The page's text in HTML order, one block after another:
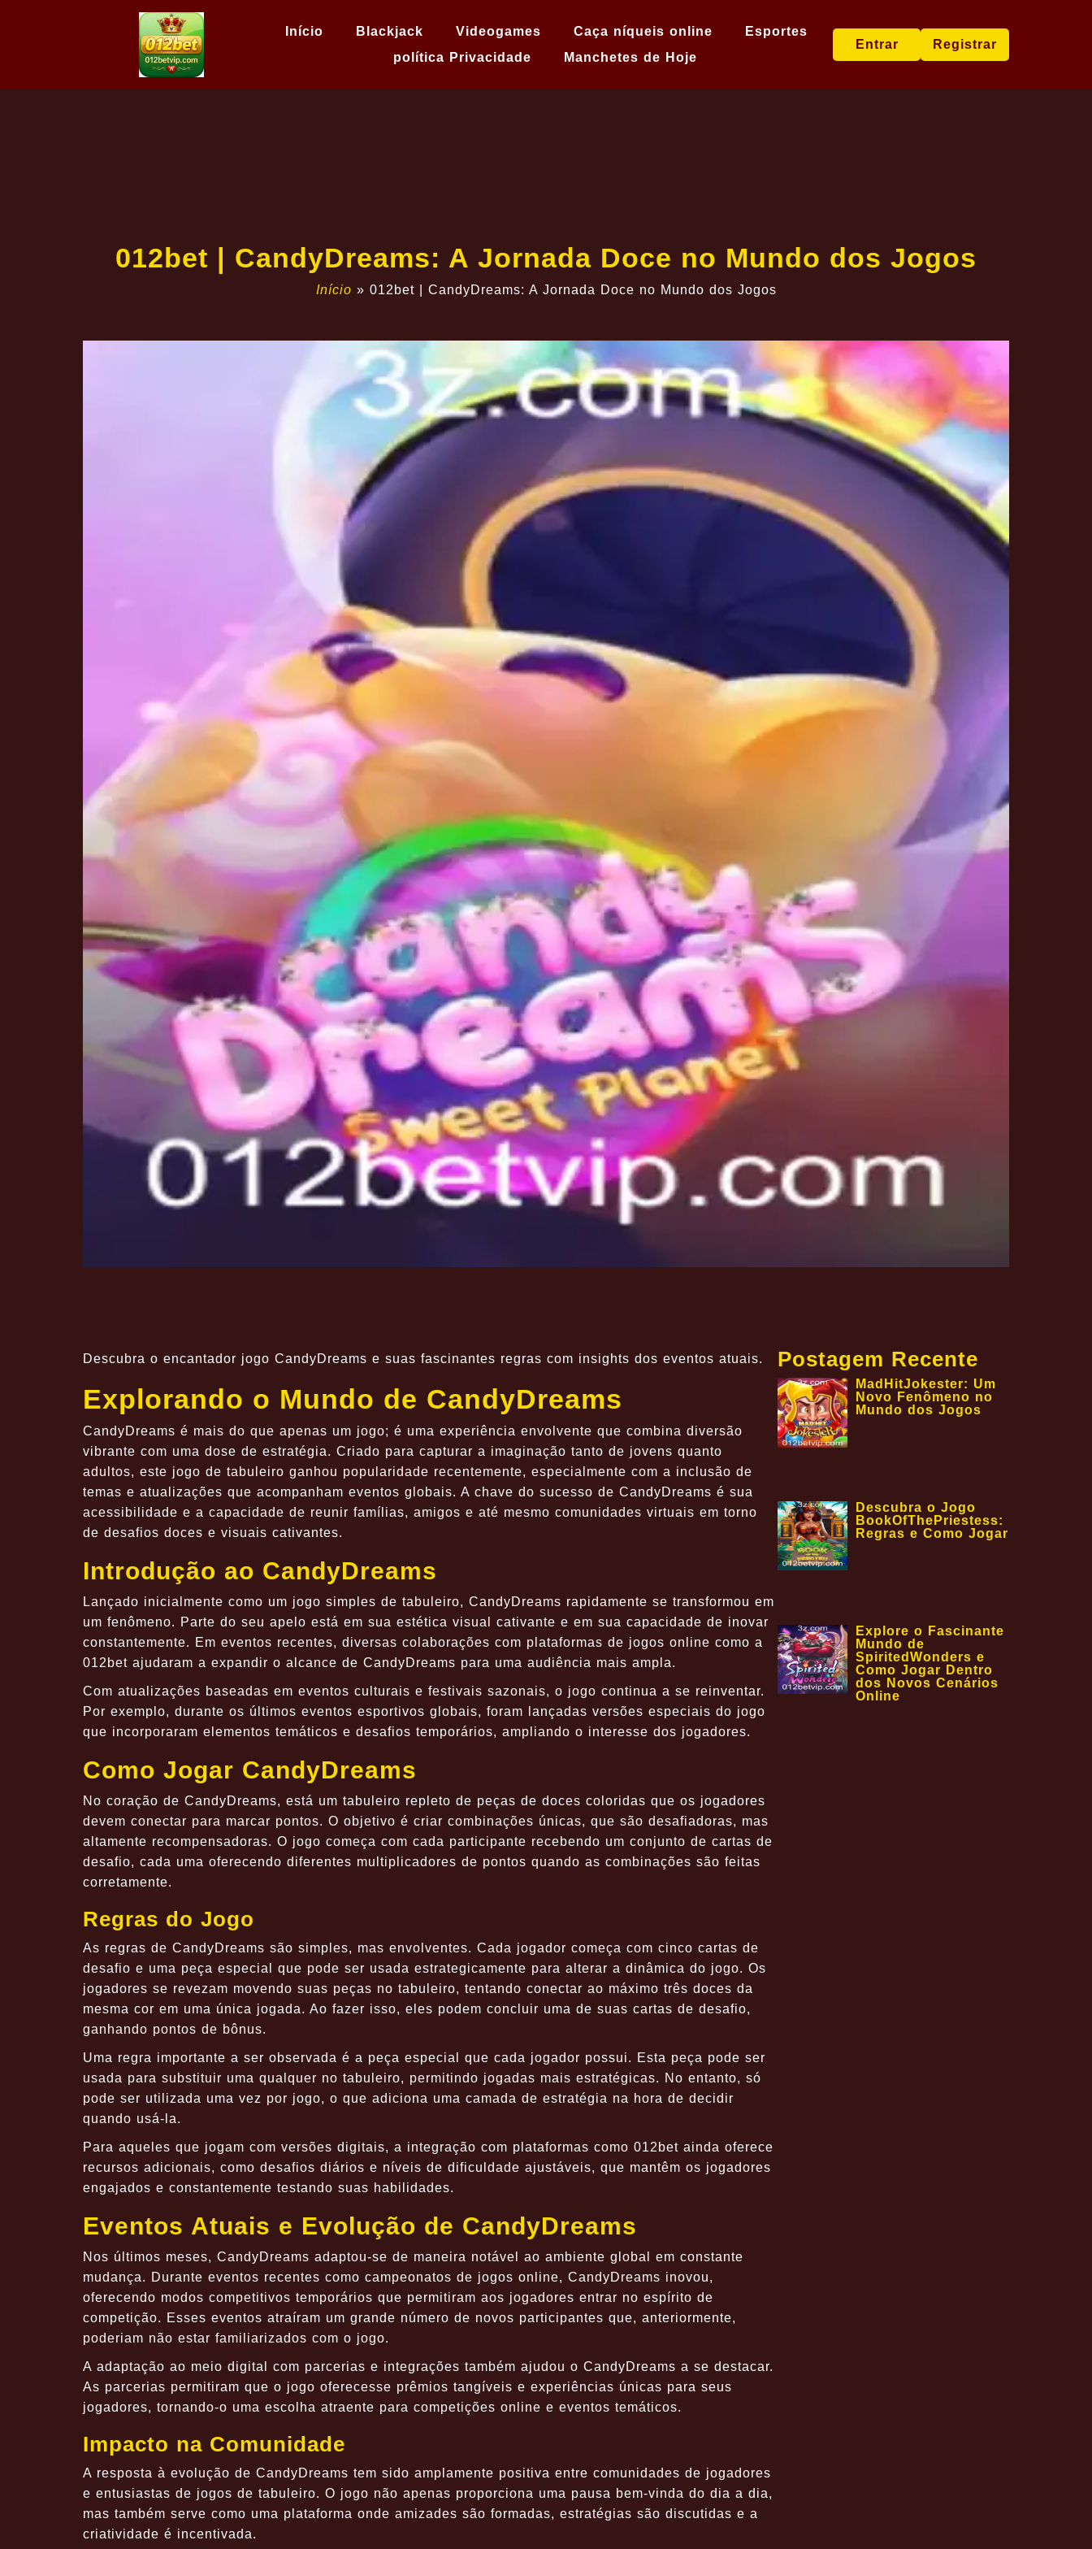
Início Blackjack Videogames Caça níqueis online
Esportes
política Privacidade
Manchetes de Hoje
Entrar Registrar
012bet | CandyDreams: A Jornada Doce no Mundo dos Jogos
Início » 012bet | CandyDreams: A Jornada Doce no Mundo dos Jogos
Descubra o encantador jogo CandyDreams e suas fascinantes regras com insights dos eventos atuais.
Explorando o Mundo de CandyDreams
CandyDreams é mais do que apenas um jogo; é uma experiência envolvente que combina diversão
vibrante com uma dose de estratégia. Criado para capturar a imaginação tanto de jovens quanto
adultos, este jogo de tabuleiro ganhou popularidade recentemente, especialmente com a inclusão de
temas e atualizações que acompanham eventos globais. A chave do sucesso de CandyDreams é sua
acessibilidade e a capacidade de reunir famílias, amigos e até mesmo comunidades virtuais em torno
de desafios doces e visuais cativantes.
Introdução ao CandyDreams
Lançado inicialmente como um jogo simples de tabuleiro, CandyDreams rapidamente se transformou em
um fenômeno. Parte do seu apelo está em sua estética visual cativante e em sua capacidade de inovar
constantemente. Em eventos recentes, diversas colaborações com plataformas de jogos online como a
012bet ajudaram a expandir o alcance de CandyDreams para uma audiência mais ampla.
Com atualizações baseadas em eventos culturais e festivais sazonais, o jogo continua a se reinventar.
Por exemplo, durante os últimos eventos esportivos globais, foram lançadas versões especiais do jogo
que incorporaram elementos temáticos e desafios temporários, ampliando o interesse dos jogadores.
Como Jogar CandyDreams
No coração de CandyDreams, está um tabuleiro repleto de peças de doces coloridas que os jogadores
devem conectar para marcar pontos. O objetivo é criar combinações únicas, que são desafiadoras, mas
altamente recompensadoras. O jogo começa com cada participante recebendo um conjunto de cartas de
desafio, cada uma oferecendo diferentes multiplicadores de pontos quando as combinações são feitas
corretamente.
Regras do Jogo
As regras de CandyDreams são simples, mas envolventes. Cada jogador começa com cinco cartas de
desafio e uma peça especial que pode ser usada estrategicamente para alterar a dinâmica do jogo. Os
jogadores se revezam movendo suas peças no tabuleiro, tentando conectar ao máximo três doces da
mesma cor em uma única jogada. Ao fazer isso, eles podem concluir uma de suas cartas de desafio,
ganhando pontos de bônus.
Uma regra importante a ser observada é a peça especial que cada jogador possui. Esta peça pode ser
usada para substituir uma qualquer no tabuleiro, permitindo jogadas mais estratégicas. No entanto, só
pode ser utilizada uma vez por jogo, o que adiciona uma camada de estratégia na hora de decidir
quando usá-la.
Para aqueles que jogam com versões digitais, a integração com plataformas como 012bet ainda oferece
recursos adicionais, como desafios diários e níveis de dificuldade ajustáveis, que mantêm os jogadores
engajados e constantemente testando suas habilidades.
Eventos Atuais e Evolução de CandyDreams
Nos últimos meses, CandyDreams adaptou-se de maneira notável ao ambiente global em constante
mudança. Durante eventos recentes como campeonatos de jogos online, CandyDreams inovou,
oferecendo modos competitivos temporários que permitiram aos jogadores entrar no espírito de
competição. Esses eventos atraíram um grande número de novos participantes que, anteriormente,
poderiam não estar familiarizados com o jogo.
A adaptação ao meio digital com parcerias e integrações também ajudou o CandyDreams a se destacar.
As parcerias permitiram que o jogo oferecesse prêmios tangíveis e experiências únicas para seus
jogadores, tornando-o uma escolha atraente para competições online e eventos temáticos.
Impacto na Comunidade
A resposta à evolução de CandyDreams tem sido amplamente positiva entre comunidades de jogadores
e entusiastas de jogos de tabuleiro. O jogo não apenas proporciona uma pausa bem-vinda do dia a dia,
mas também serve como uma plataforma onde amizades são formadas, estratégias são discutidas e a
criatividade é incentivada.
Postagem Recente
MadHitJokester: Um
Novo Fenômeno no
Mundo dos Jogos
Descubra o Jogo
BookOfThePriestess:
Regras e Como Jogar
Explore o Fascinante
Mundo de
SpiritedWonders e
Como Jogar Dentro
dos Novos Cenários
Online